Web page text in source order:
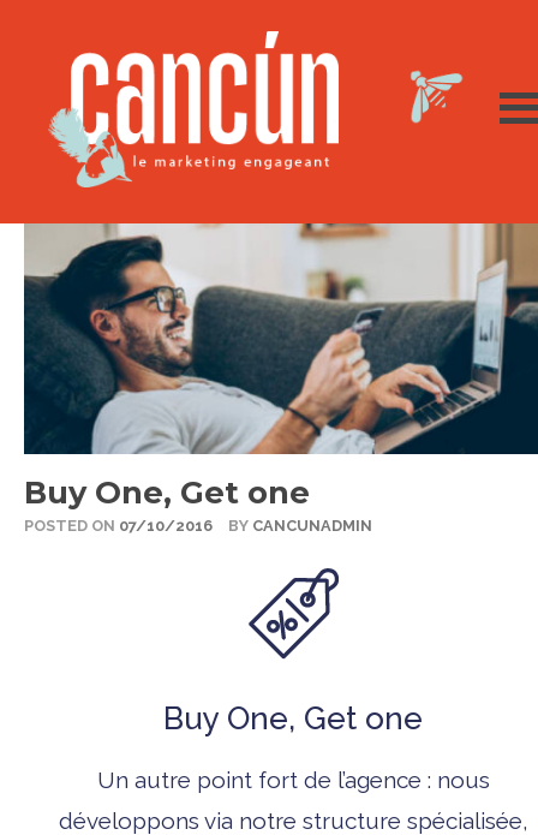
Buy One, Get one
POSTED ON 07/10/2016 BY CANCUNADMIN
Buy One, Get one
Un autre point fort de l’agence : nous
développons via notre structure spécialisée,